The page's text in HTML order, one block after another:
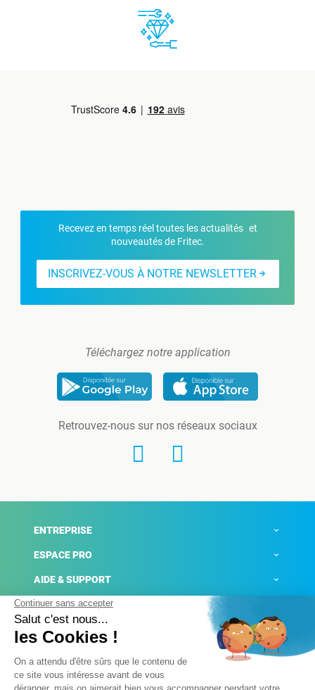
Recevez en temps réel toutes les actualités et
nouveautés de Fritec.
INSCRIVEZ-VOUS À NOTRE NEWSLETTER
Téléchargez notre application
Retrouvez-nous sur nos réseaux sociaux
ENTREPRISE
ESPACE PRO
AIDE & SUPPORT
ACTUALITÉS
Mentions légales